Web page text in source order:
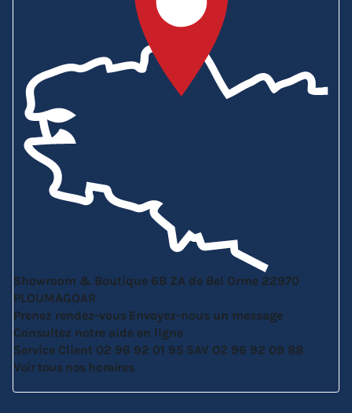
Showroom & Boutique 6B ZA de Bel Orme 22970
PLOUMAGOAR
Prenez rendez-vous Envoyez-nous un message
Consultez notre aide en ligne
Service Client 02 96 92 01 95 SAV 02 96 92 09 88
Voir tous nos horaires